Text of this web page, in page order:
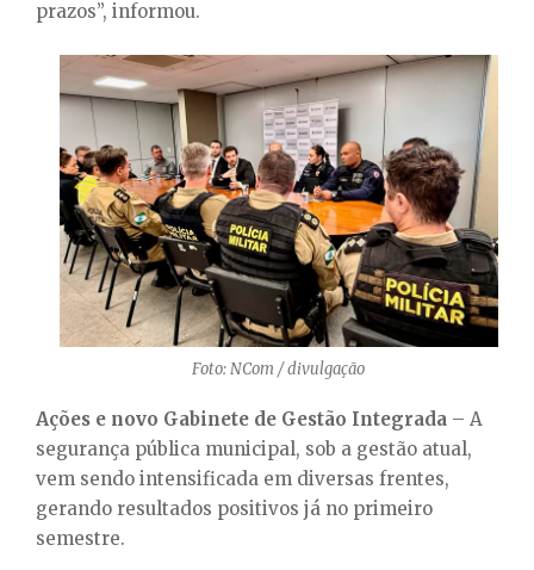
prazos”, informou.
Foto: NCom / divulgação
Ações e novo Gabinete de Gestão Integrada – A
segurança pública municipal, sob a gestão atual,
vem sendo intensificada em diversas frentes,
gerando resultados positivos já no primeiro
semestre.